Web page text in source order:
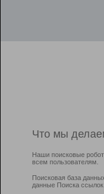
Что мы
Наши поисковые
всем пользователям.
Поисковая база
данные Поиска